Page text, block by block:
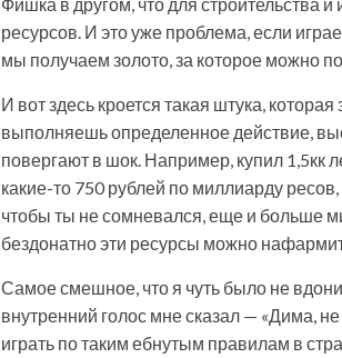
ресурсов. И это уже проблема, если
мы получаем золото, за которое можно
И вот здесь кроется такая штука,
выполняешь определенное действие,
повергают в шок. Например, купил 1,5кк
какие-то 750 рублей по миллиарду
чтобы ты не сомневался, еще и больше
бездонатно эти ресурсы можно
Самое смешное, что я чуть было не
внутренний голос мне сказал — «Дима,
играть по таким ебнутым правилам в